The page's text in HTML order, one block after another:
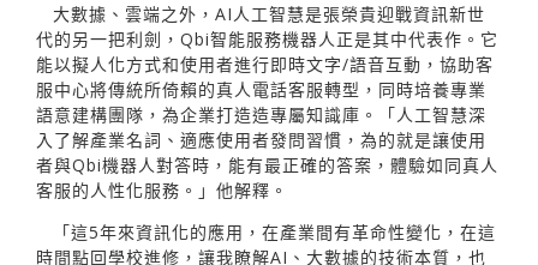
大數據、雲端之外，AI人工智慧是張榮貴迎戰資訊新世
代的另一把利劍，Qbi智能服務機器人正是其中代表作。它
能以擬人化方式和使用者進行即時文字/語音互動，協助客
服中心將傳統所倚賴的真人電話客服轉型，同時培養專業
語意建構團隊，為企業打造造專屬知識庫。「人工智慧深
入了解產業名詞、適應使用者發問習慣，為的就是讓使用
者與Qbi機器人對答時，能有最正確的答案，體驗如同真人
客服的人性化服務。」他解釋。
「這5年來資訊化的應用，在產業間有革命性變化，在這
時間點回學校進修，讓我瞭解AI、大數據的技術本質，也